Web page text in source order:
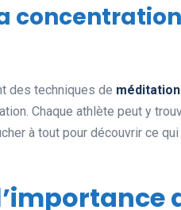
concentration
des techniques de méditation
Chaque athlète peut y
à tout pour découvrir ce